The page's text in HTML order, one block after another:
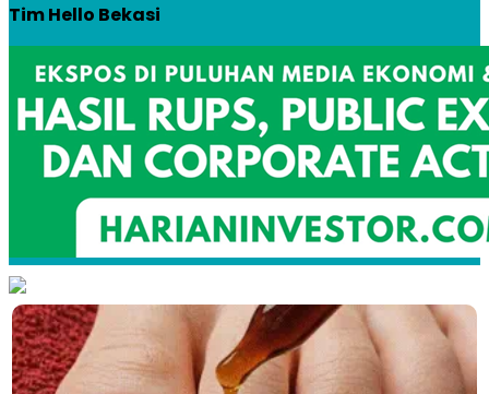
Tim Hello Bekasi